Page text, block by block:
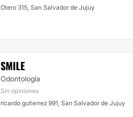
Otero 315, San Salvador de Jujuy
SMILE
Odontología
Sin opiniones
ricardo gutierrez 991, San Salvador de Jujuy